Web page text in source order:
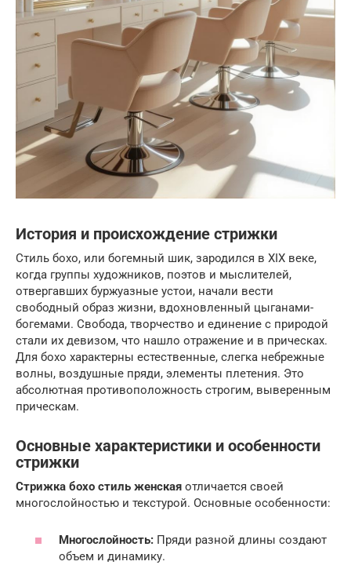
История и происхождение стрижки
Стиль бохо, или богемный шик, зародился в XIX веке,
когда группы художников, поэтов и мыслителей,
отвергавших буржуазные устои, начали вести
свободный образ жизни, вдохновленный цыганами-
богемами. Свобода, творчество и единение с природой
стали их девизом, что нашло отражение и в прическах.
Для бохо характерны естественные, слегка небрежные
волны, воздушные пряди, элементы плетения. Это
абсолютная противоположность строгим, выверенным
прическам.
Основные характеристики и особенности
стрижки
Стрижка бохо стиль женская отличается своей
многослойностью и текстурой. Основные особенности:
Многослойность: Пряди разной длины создают
объем и динамику.